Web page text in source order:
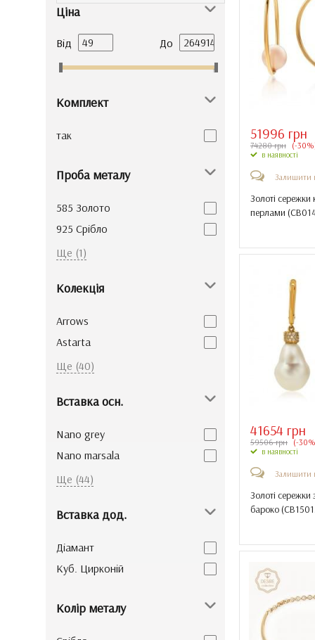
Ціна
Від До
Комплект
так
Проба металу
585 Золото
925 Cрібло
925 Срібло
Ще (1)
Колекція
Arrows
Astarta
Axiom
BABY boom!
Charman
Cool Silver
Desire collection
Drops
Halley
Missi
Ще (40)
Вставка осн.
Nano grey
Nano marsala
Nano аметист
NANO кварц green
Nano султаніт
Ще (44)
Вставка дод.
Діамант
Куб. Цирконій
Колір металу
51996 грн
74280 грн (-
в наявності
Залишити
Золоті сережки
перлами (
41654 грн
59506 грн (-
в наявності
Залишити
Золоті сережки
бароко (